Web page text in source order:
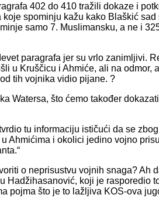
402 do 410 tražili dokaze i
spominju kažu kako Blaškić
samo 7. Muslimansku, a ne i
paragrafa jer su vrlo zanimljivi.
u Kruščicu i Ahmiće, ali na odmor,
tih vojnika vidio pijane. ?
Watersa, što ćemo također
tu informaciju ističući da se
Ahmićima i okolici jedino vojno
o neprisustvu vojnih snaga? Ah
Hadžihasanović, koji je rasporedio
pojma što je to lažljiva KOS-ova